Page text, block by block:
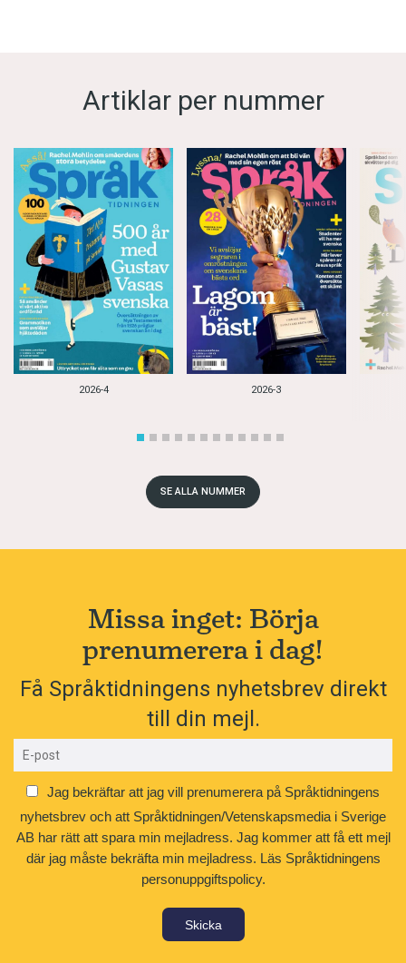
Artiklar per nummer
2026-4 2026-3
SE ALLA NUMMER
Missa inget: Börja
prenumerera i dag!
Få Språktidningens nyhetsbrev direkt
till din mejl.
Jag bekräftar att jag vill prenumerera på Språktidningens
nyhetsbrev och att Språktidningen/Vetenskapsmedia i Sverige
AB har rätt att spara min mejladress. Jag kommer att få ett mejl
där jag måste bekräfta min mejladress. Läs Språktidningens
personuppgiftspolicy.
Skicka